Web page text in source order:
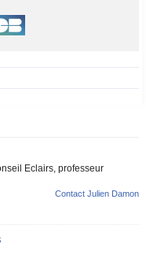
Eclairs, professeur
Contact Julien Damon